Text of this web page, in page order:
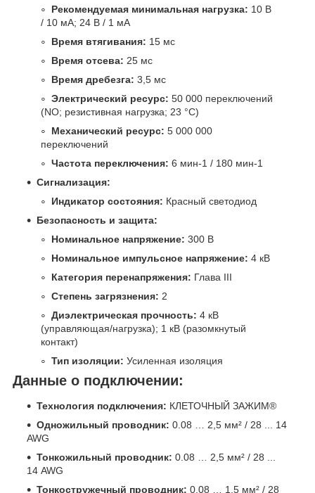
Рекомендуемая минимальная нагрузка: 10 В
/ 10 мА; 24 В / 1 мА
Время втягивания: 15 мс
Время отсева: 25 мс
Время дребезга: 3,5 мс
Электрический ресурс: 50 000 переключений
(NO; резистивная нагрузка; 23 °C)
Механический ресурс: 5 000 000
переключений
Частота переключения: 6 мин-1 / 180 мин-1
Сигнализация:
Индикатор состояния: Красный светодиод
Безопасность и защита:
Номинальное напряжение: 300 В
Номинальное импульсное напряжение: 4 кВ
Категория перенапряжения: Глава III
Степень загрязнения: 2
Диэлектрическая прочность: 4 кВ
(управляющая/нагрузка); 1 кВ (разомкнутый
контакт)
Тип изоляции: Усиленная изоляция
Данные о подключении:
Технология подключения: КЛЕТОЧНЫЙ ЗАЖИМ®
Одножильный проводник: 0.08 … 2,5 мм² / 28 ... 14
AWG
Тонкожильный проводник: 0.08 … 2,5 мм² / 28 ...
14 AWG
Тонкостружечный проводник: 0.08 … 1,5 мм² / 28